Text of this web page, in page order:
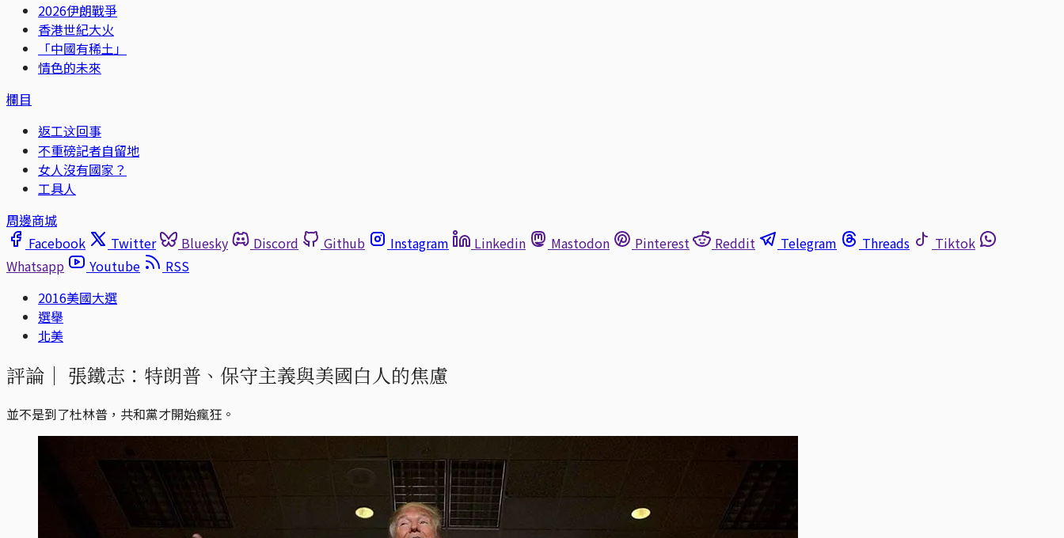
2026伊朗戰爭
香港世紀大火
「中國有稀土」
情色的未來
欄目
返工这回事
不重磅記者自留地
女人沒有國家？
工具人
周邊商城
Facebook
Twitter Bluesky Discord Github Instagram Linkedin Mastodon Pinterest Reddit Telegram Threads
Tiktok
Whatsapp
Youtube
RSS
2016美國大選
選舉
北美
評論｜ 張鐵志：特朗普、保守主義與美國白人的焦慮
並不是到了杜林普，共和黨才開始瘋狂。